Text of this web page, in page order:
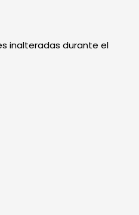
inalteradas durante el